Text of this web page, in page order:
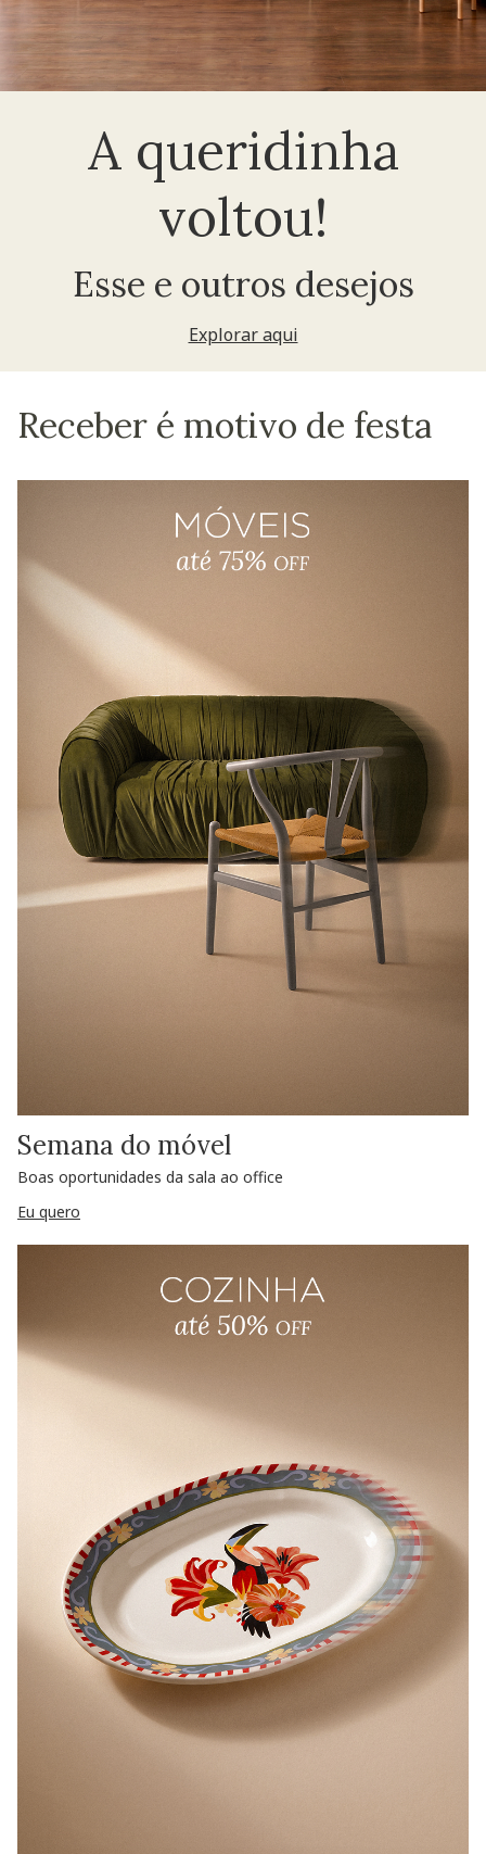
A queridinha
voltou!
Esse e outros desejos
Explorar aqui
Receber é motivo de festa
Semana do móvel
Boas oportunidades da sala ao office
Eu quero